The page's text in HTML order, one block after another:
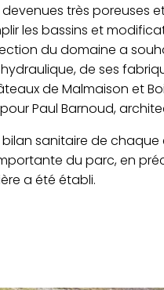
devenues très
les bassins et
du domaine a
de ses
de Malmaison et
Paul Barnoud,
bilan sanitaire de
du parc, en
a été établi.